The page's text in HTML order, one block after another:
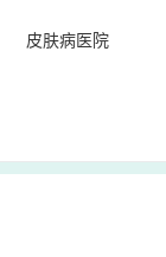
皮肤病医院